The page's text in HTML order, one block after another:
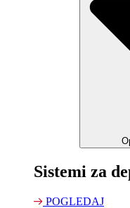
Sistemi za
POGLEDAJ